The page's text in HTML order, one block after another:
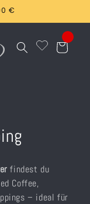
€
Warenkorb
findest du
Coffee,
– ideal für